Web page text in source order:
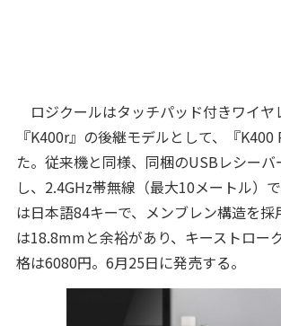
ロジクールはタッチパッド付きワイヤ
『K400r』の後継モデルとして、『
た。従来機と同様、同梱のUSBレシーバ
し、2.4GHz帯無線（最大10メートル）
は日本語84キーで、メンブレン構造を採
は18.8mmと余裕があり、キーストロー
格は6080円。6月25日に発売する。